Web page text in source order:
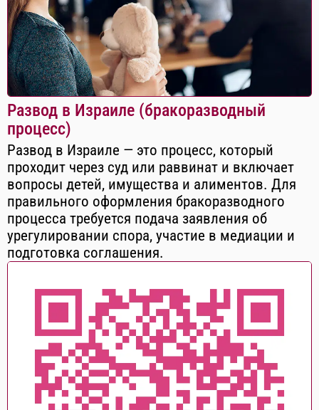
Развод в Израиле (бракоразводный
процесс)
Развод в Израиле — это процесс, который
проходит через суд или раввинат и включает
вопросы детей, имущества и алиментов. Для
правильного оформления бракоразводного
процесса требуется подача заявления об
урегулировании спора, участие в медиации и
подготовка соглашения.